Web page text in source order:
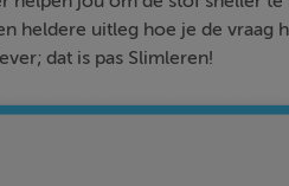
heldere uitleg hoe je de vraag
dat is pas Slimleren!